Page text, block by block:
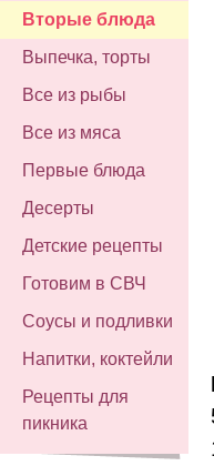
Вторые блюда
Выпечка, торты
Все из рыбы
Все из мяса
Первые блюда
Десерты
Детские рецепты
Готовим в СВЧ
Соусы и подливки
Напитки, коктейли
Рецепты для
пикника